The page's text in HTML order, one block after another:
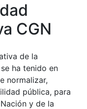
CGN
de la
ha tenido en
normalizar,
pública, para
y de la